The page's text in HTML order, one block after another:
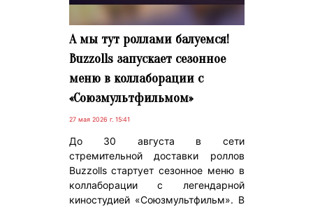
А мы тут роллами балуемся!
Buzzolls запускает сезонное
меню в коллаборации с
«Союзмультфильмом»
27 мая 2026 г. 15:41
До 30 августа в сети
стремительной доставки роллов
Buzzolls стартует сезонное меню в
коллаборации с легендарной
киностудией «Союзмультфильм». В